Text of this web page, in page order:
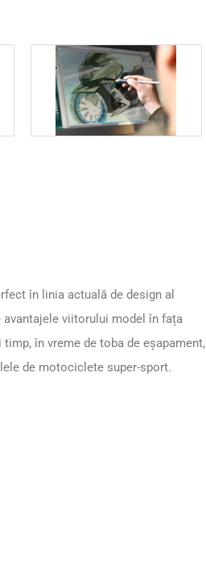
în linia actuală de design al
viitorului model în fața
în vreme de toba de eșapament,
de motociclete super-sport.